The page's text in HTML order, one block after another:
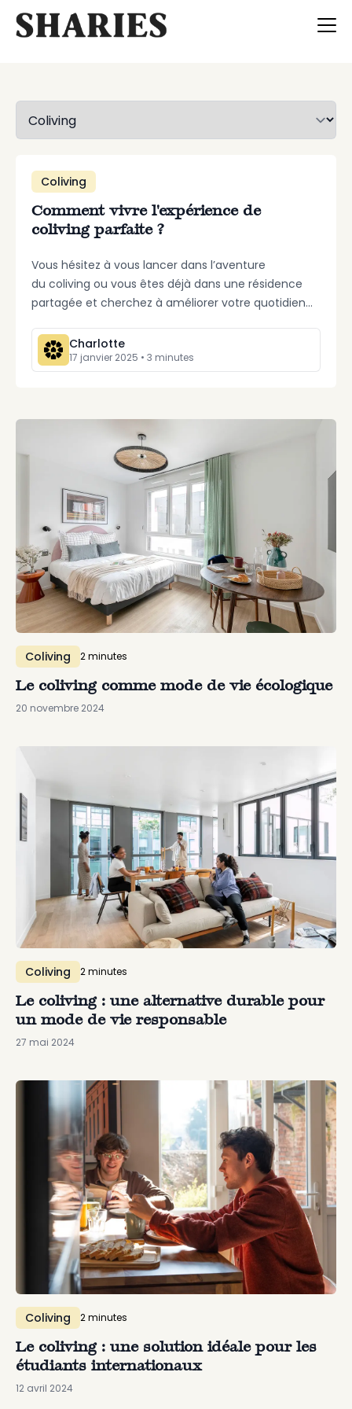
Selectionnez une catégorie
Coliving
Comment vivre l'expérience de
coliving parfaite ?
Vous hésitez à vous lancer dans l’aventure
du coliving ou vous êtes déjà dans une résidence
partagée et cherchez à améliorer votre quotidien
Charlotte
17 janvier 2025 • 3 minutes
Coliving 2minutes
Le coliving comme mode de vie écologique
20 novembre 2024
Coliving 2minutes
Le coliving : une alternative durable pour
un mode de vie responsable
27 mai 2024
Coliving 2minutes
Le coliving : une solution idéale pour les
étudiants internationaux
12 avril 2024